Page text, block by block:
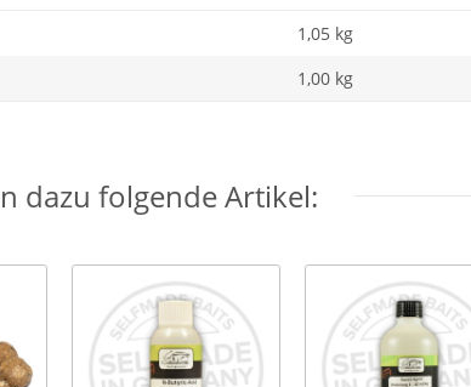
1,05 kg
1,00 kg
dazu folgende Artikel: